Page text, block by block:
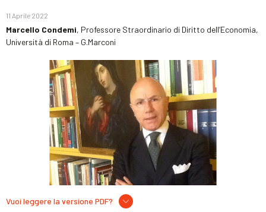
11 Aprile 2022
Marcello Condemi, Professore Straordinario di Diritto dell’Economia,
Università di Roma – G.Marconi
Vuoi leggere la versione PDF?